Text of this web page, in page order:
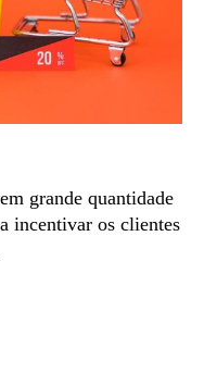
grande quantidade
incentivar os clientes